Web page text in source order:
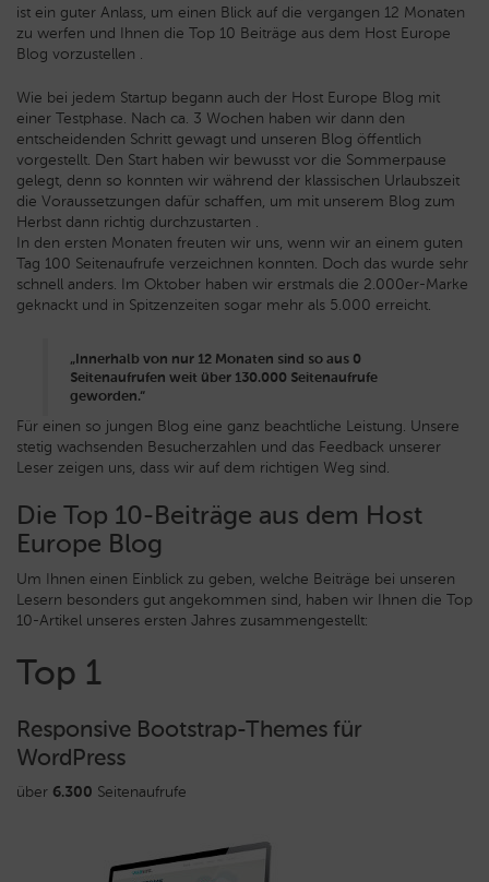
ist ein guter Anlass, um einen Blick auf die vergangen 12 Monaten
zu werfen und Ihnen die Top 10 Beiträge aus dem Host Europe
Blog vorzustellen .
Wie bei jedem Startup begann auch der Host Europe Blog mit
einer Testphase. Nach ca. 3 Wochen haben wir dann den
entscheidenden Schritt gewagt und unseren Blog öffentlich
vorgestellt. Den Start haben wir bewusst vor die Sommerpause
gelegt, denn so konnten wir während der klassischen Urlaubszeit
die Voraussetzungen dafür schaffen, um mit unserem Blog zum
Herbst dann richtig durchzustarten .
In den ersten Monaten freuten wir uns, wenn wir an einem guten
Tag 100 Seitenaufrufe verzeichnen konnten. Doch das wurde sehr
schnell anders. Im Oktober haben wir erstmals die 2.000er-Marke
geknackt und in Spitzenzeiten sogar mehr als 5.000 erreicht.
„Innerhalb von nur 12 Monaten sind so aus 0
Seitenaufrufen weit über 130.000 Seitenaufrufe
geworden.“
Für einen so jungen Blog eine ganz beachtliche Leistung. Unsere
stetig wachsenden Besucherzahlen und das Feedback unserer
Leser zeigen uns, dass wir auf dem richtigen Weg sind.
Die Top 10-Beiträge aus dem Host
Europe Blog
Um Ihnen einen Einblick zu geben, welche Beiträge bei unseren
Lesern besonders gut angekommen sind, haben wir Ihnen die Top
10-Artikel unseres ersten Jahres zusammengestellt:
Top 1
Responsive Bootstrap-Themes für
WordPress
über 6.300 Seitenaufrufe